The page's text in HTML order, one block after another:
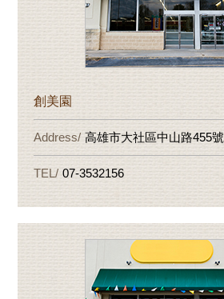
創美園
高雄市大社區中山路455號
07-3532156